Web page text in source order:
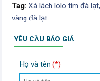
Tag: Xà lách lolo tím đà lạt,
vàng đà lạt
YÊU CẦU BÁO GIÁ
Họ và tên (*)